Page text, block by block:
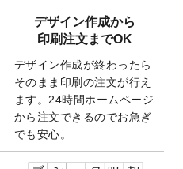
まりのカレンダーデザイン
を公開いたしました。
。
リアファイルバッグ が作成で
りました！
年賀状デザインテンプレート
ました。
デザイン作成から
印刷注文までOK
デザイン作成が終わったら
そのまま印刷の注文が行え
ます。24時間ホームページ
から注文できるのでお急ぎ
でも安心。